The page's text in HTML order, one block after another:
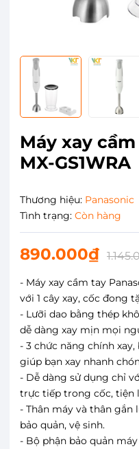
Máy xay
MX-GS1WRA
Thương hiệu: Panasonic
Tình trạng: Còn hàng
890.000₫
- Máy xay cầm tay
với 1 cây xay, cốc đong
- Lưỡi dao bằng thép
dễ dàng xay mịn mọi
- 3 chức năng chính
giúp bạn xay nhanh
- Dễ dàng sử dụng chỉ
trực tiếp trong cốc, tiện
- Thân máy và thân gắn
bảo quản, vệ sinh.
- Bộ phận bảo quản